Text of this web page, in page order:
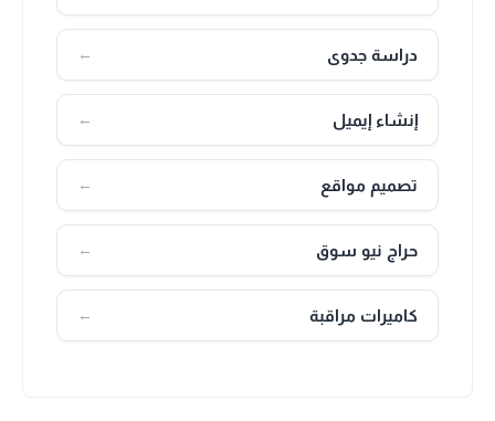
دراسة جدوى ←
إنشاء إيميل ←
تصميم مواقع ←
حراج نيو سوق ←
كاميرات مراقبة ←